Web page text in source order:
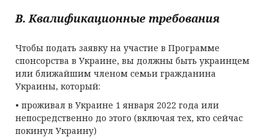
B. Квалификационные требования
Чтобы подать заявку на участие в Программе
спонсорства в Украине, вы должны быть украинцем
или ближайшим членом семьи гражданина
Украины, который:
• проживал в Украине 1 января 2022 года или
непосредственно до этого (включая тех, кто сейчас
покинул Украину)